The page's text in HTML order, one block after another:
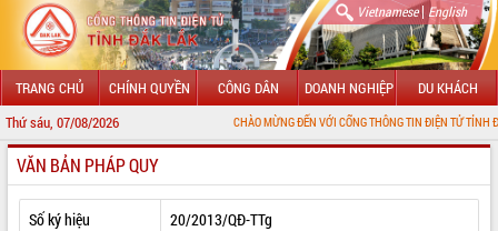
Vietnamese| English
TRANG CHỦ CHÍNH QUYỀN CÔNG DÂN DOANH NGHIỆP DU KHÁCH
Thứ sáu, 07/08/2026 CHÀO MỪNG ĐẾN VỚI CỔNG THÔNG TIN ĐIỆN TỬ TỈNH ĐẮK LẮK
GIỚI THIỆU
LÃNH ĐẠO UBND TỈNH
VĂN BẢN PHÁP QUY
Số ký hiệu
20/2013/QĐ-TTg